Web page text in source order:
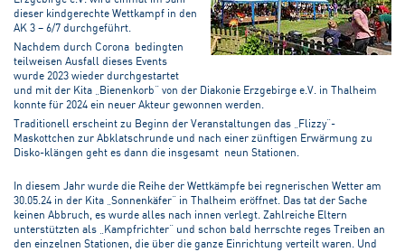
dieser kindgerechte Wettkampf in den
AK 3 – 6/7 durchgeführt.
Nachdem durch Corona bedingten
teilweisen Ausfall dieses Events
wurde 2023 wieder durchgestartet
und mit der Kita „Bienenkorb“ von der Diakonie Erzgebirge e.V. in Thalheim
konnte für 2024 ein neuer Akteur gewonnen werden.
Traditionell erscheint zu Beginn der Veranstaltungen das „Flizzy“-
Maskottchen zur Abklatschrunde und nach einer zünftigen Erwärmung zu
Disko-klängen geht es dann die insgesamt neun Stationen.
In diesem Jahr wurde die Reihe der Wettkämpfe bei regnerischen Wetter am
30.05.24 in der Kita „Sonnenkäfer“ in Thalheim eröffnet. Das tat der Sache
keinen Abbruch, es wurde alles nach innen verlegt. Zahlreiche Eltern
unterstützten als „Kampfrichter“ und schon bald herrschte reges Treiben an
den einzelnen Stationen, die über die ganze Einrichtung verteilt waren. Und